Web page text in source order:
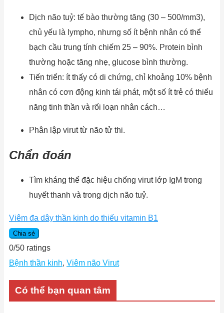
Dịch não tuỷ: tế bào thường tăng (30 – 500/mm3),
chủ yếu là lympho, nhưng số ít bệnh nhân có thể
bạch cầu trung tính chiếm 25 – 90%. Protein bình
thường hoặc tăng nhẹ, glucose bình thường.
Tiến triển: ít thấy có di chứng, chỉ khoảng 10% bệnh
nhân có cơn động kinh tái phát, một số ít trẻ có thiểu
năng tinh thần và rối loạn nhân cách…
Phân lập virut từ não tử thi.
Chẩn đoán
Tìm kháng thể đặc hiệu chống virut lớp IgM trong
huyết thanh và trong dịch não tuỷ.
Viêm đa dây thần kinh do thiếu vitamin B1
Chia sẻ
0/50 ratings
Bệnh thần kinh, Viêm não Virut
Có thể bạn quan tâm